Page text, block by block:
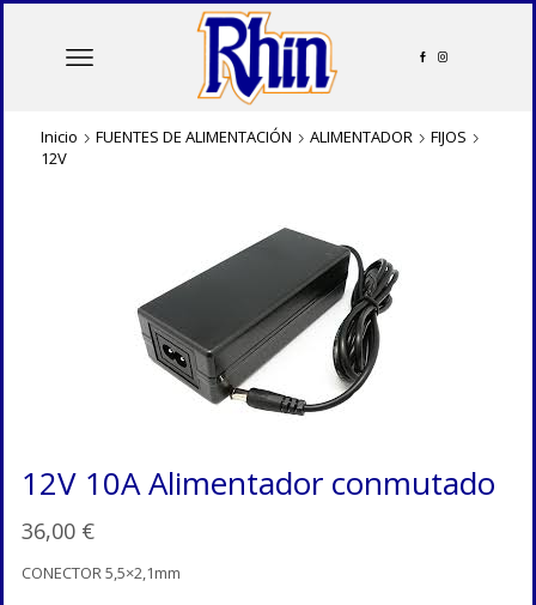
Inicio FUENTES DE ALIMENTACIÓN ALIMENTADOR
FIJOS
12V
12V 10A Alimentador conmutado
36,00 €
CONECTOR 5,5×2,1mm